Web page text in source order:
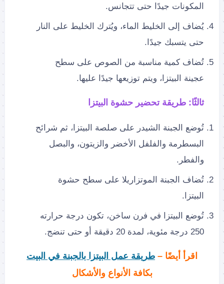
المكونات جيدًا حتى تتجانس.
يُضاف إلى الخليط الماء، ويُترك الخليط على النار
حتى يتسبك جيدًا.
تُضاف كمية مناسبة من الصوص على سطح
عجينة البيتزا، ويتم توزيعها جيدًا عليها.
ثالثًا: طريقة تحضير حشوة البيتزا
تُوضع الجبنة الشيدر على صلصة البيتزا، ثم شرائح
البسطرمة والفلفل الأخضر والزيتون، والبصل
والفطر.
تُضاف الجبنة الموتزاريلا على سطح حشوة
البيتزا.
تُوضع البيتزا في فرن ساخن، تكون درجة حرارته
250 درجة مئوية، لمدة 20 دقيقة أو حتى تنضج.
اقرأ أيضًا – طريقة عمل البيتزا بالجبنة في البيت
بكافة الأنواع والأشكال